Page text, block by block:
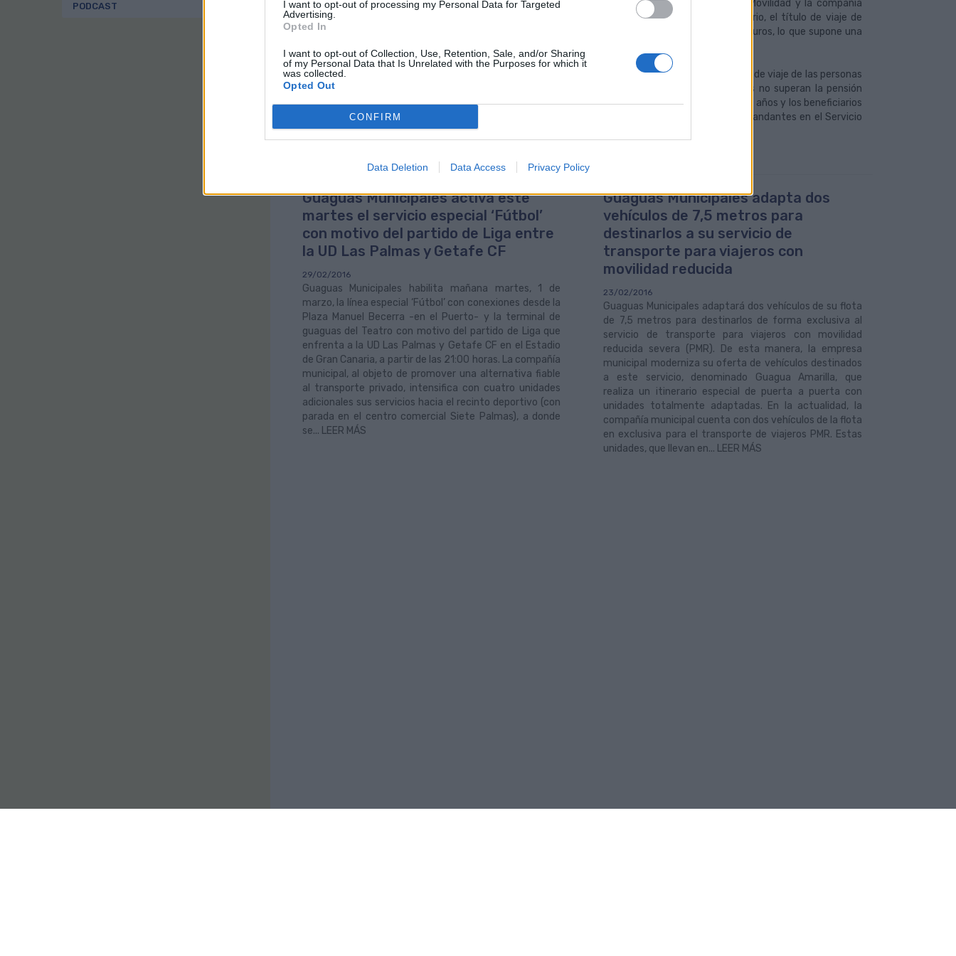
I want to opt-out of processing my Personal Data for Targeted
Advertising.
Opted In
I want to opt-out of Collection, Use, Retention, Sale, and/or Sharing
of my Personal Data that Is Unrelated with the Purposes for which it
was collected.
Opted Out
CONFIRM
Data Deletion Data Access Privacy Policy
PODCAST
“totalmente gratuita” y “ampliable en el futuro”, al tiempo que ha recordado que el área de Movilidad y la compañía
municipal ya mejoraron desde el pasado 1 de febrero las condiciones tarifarias del Bono Solidario, el título de viaje de
carácter social para personas en situación de desempleo, que permite realizar 40 viajes por 10 euros, lo que supone una
El Ayuntamiento capitalino subvenciona anualmente, a través de Guaguas Municipales, los títulos de viaje de las personas
que se encuentran en situación de vulnerabilidad social, entre otros, los jubilados cuyas rentas no superan la pensión
mínima; las familias numerosas, tanto especiales como generales; los estudiantes menores de 26 años y los beneficiarios
del referido Bono Solidario, que se encuentran en situación de desempleo e inscritos como demandantes en el Servicio
Canario de Empleo.
Guaguas Municipales activa este
martes el servicio especial ‘Fútbol’
con motivo del partido de Liga entre
la UD Las Palmas y Getafe CF
29/02/2016
Guaguas Municipales habilita mañana martes, 1 de
marzo, la línea especial ‘Fútbol’ con conexiones desde la
Plaza Manuel Becerra -en el Puerto- y la terminal de
guaguas del Teatro con motivo del partido de Liga que
enfrenta a la UD Las Palmas y Getafe CF en el Estadio
de Gran Canaria, a partir de las 21:00 horas. La compañía
municipal, al objeto de promover una alternativa fiable
al transporte privado, intensifica con cuatro unidades
adicionales sus servicios hacia el recinto deportivo (con
parada en el centro comercial Siete Palmas), a donde
se... LEER MÁS
Guaguas Municipales adapta dos
vehículos de 7,5 metros para
destinarlos a su servicio de
transporte para viajeros con
movilidad reducida
23/02/2016
Guaguas Municipales adaptará dos vehículos de su flota
de 7,5 metros para destinarlos de forma exclusiva al
servicio de transporte para viajeros con movilidad
reducida severa (PMR). De esta manera, la empresa
municipal moderniza su oferta de vehículos destinados
a este servicio, denominado Guagua Amarilla, que
realiza un itinerario especial de puerta a puerta con
unidades totalmente adaptadas. En la actualidad, la
compañía municipal cuenta con dos vehículos de la flota
en exclusiva para el transporte de viajeros PMR. Estas
unidades, que llevan en... LEER MÁS